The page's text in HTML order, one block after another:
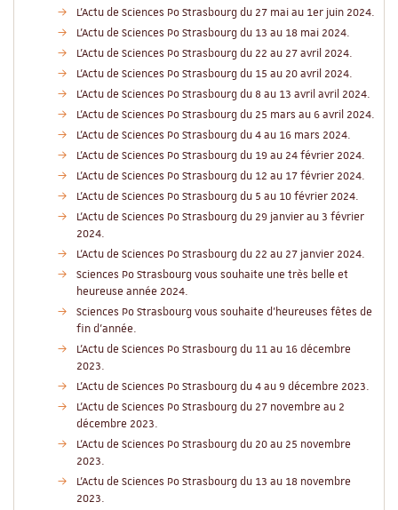
L'Actu de Sciences Po Strasbourg du 27 mai au 1er juin 2024.
L'Actu de Sciences Po Strasbourg du 13 au 18 mai 2024.
L'Actu de Sciences Po Strasbourg du 22 au 27 avril 2024.
L'Actu de Sciences Po Strasbourg du 15 au 20 avril 2024.
L'Actu de Sciences Po Strasbourg du 8 au 13 avril avril 2024.
L'Actu de Sciences Po Strasbourg du 25 mars au 6 avril 2024.
L'Actu de Sciences Po Strasbourg du 4 au 16 mars 2024.
L'Actu de Sciences Po Strasbourg du 19 au 24 février 2024.
L'Actu de Sciences Po Strasbourg du 12 au 17 février 2024.
L'Actu de Sciences Po Strasbourg du 5 au 10 février 2024.
L'Actu de Sciences Po Strasbourg du 29 janvier au 3 février
2024.
L'Actu de Sciences Po Strasbourg du 22 au 27 janvier 2024.
Sciences Po Strasbourg vous souhaite une très belle et
heureuse année 2024.
Sciences Po Strasbourg vous souhaite d'heureuses fêtes de
fin d'année.
L'Actu de Sciences Po Strasbourg du 11 au 16 décembre
2023.
L'Actu de Sciences Po Strasbourg du 4 au 9 décembre 2023.
L'Actu de Sciences Po Strasbourg du 27 novembre au 2
décembre 2023.
L'Actu de Sciences Po Strasbourg du 20 au 25 novembre
2023.
L'Actu de Sciences Po Strasbourg du 13 au 18 novembre
2023.